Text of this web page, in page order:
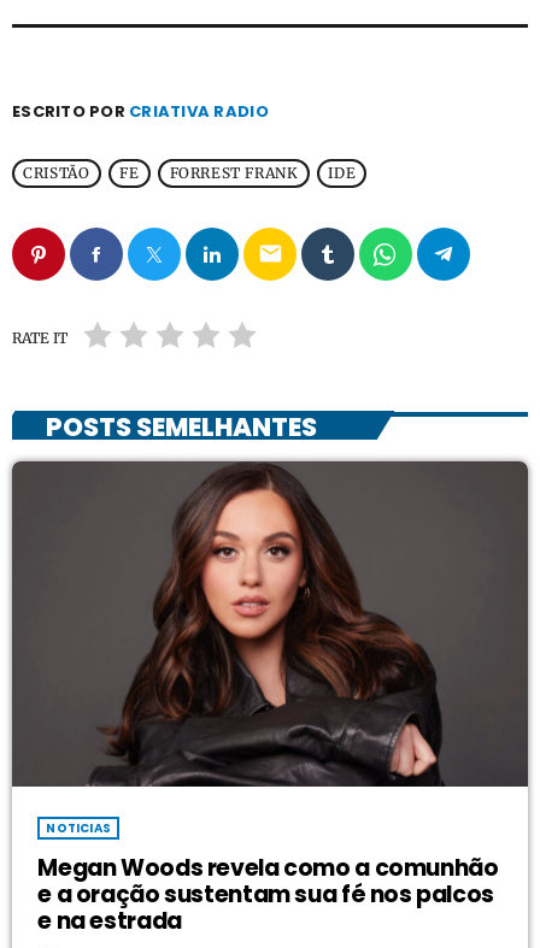
ESCRITO POR CRIATIVA RADIO
CRISTÃO FE FORREST FRANK IDE
email
RATE IT
POSTS SEMELHANTES
NOTICIAS
Megan Woods revela como a comunhão
e a oração sustentam sua fé nos palcos
e na estrada